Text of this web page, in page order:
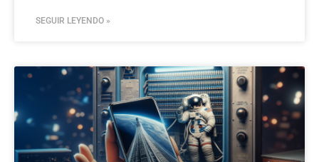
SEGUIR LEYENDO »